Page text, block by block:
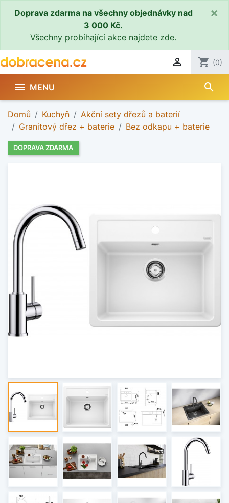
Doprava zdarma na všechny objednávky nad
3 000 Kč.
Všechny probíhající akce najdete zde.
×
 shopping_cart (0)
 MENU search
Domů Kuchyň
Akční sety dřezů a baterií
Granitový dřez + baterie
Bez odkapu + baterie
DOPRAVA ZDARMA